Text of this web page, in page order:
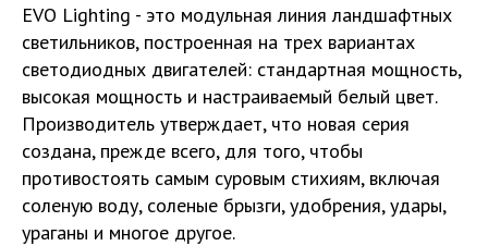
EVO Lighting - это модульная линия ландшафтных
светильников, построенная на трех вариантах
светодиодных двигателей: стандартная мощность,
высокая мощность и настраиваемый белый цвет.
Производитель утверждает, что новая серия
создана, прежде всего, для того, чтобы
противостоять самым суровым стихиям, включая
соленую воду, соленые брызги, удобрения, удары,
ураганы и многое другое.